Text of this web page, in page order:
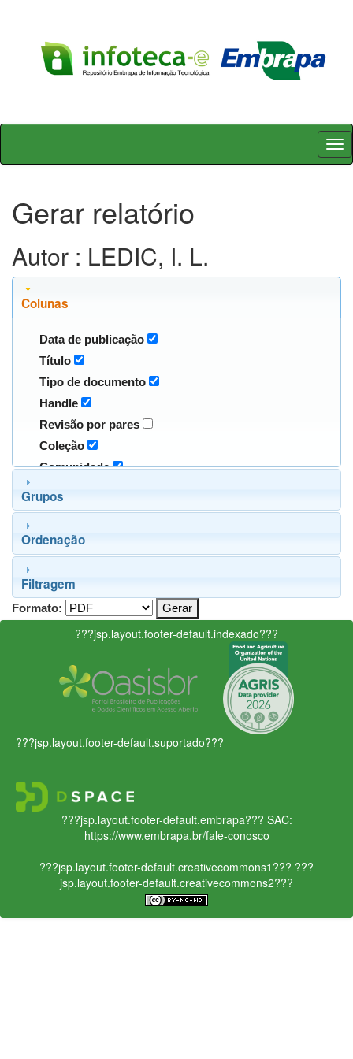
Skip
Gerar relatório
Autor : LEDIC, I. L.
Colunas
Data de publicação
Título
Tipo de documento
Handle
Revisão por pares
Coleção
Comunidade
Grupos
Ordenação
Filtragem
Formato:
???jsp.layout.footer-default.indexado???
???jsp.layout.footer-default.suportado???
???jsp.layout.footer-default.embrapa??? SAC:
https://www.embrapa.br/fale-conosco
???jsp.layout.footer-default.creativecommons1??? ???
jsp.layout.footer-default.creativecommons2???